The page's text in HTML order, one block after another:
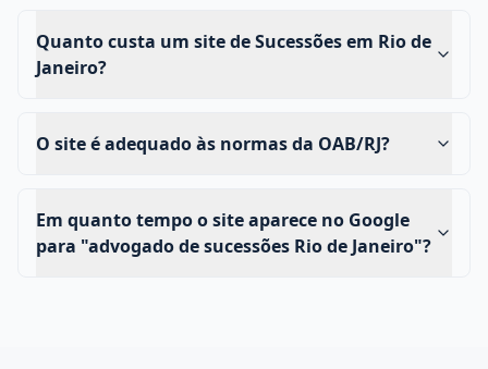
Quanto custa um site de Sucessões em Rio de
Janeiro?
O site é adequado às normas da OAB/RJ?
Em quanto tempo o site aparece no Google
para "advogado de sucessões Rio de Janeiro"?